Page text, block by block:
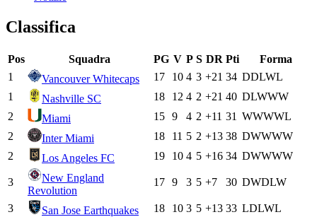
Classifica
Pos Squadra PG V P S DR Pti
Forma
1
Vancouver Whitecaps 17 10 4 3 +21 34 DDLWL
1
Nashville SC 18 12 4 2 +21 40 DLWWW
2
Miami 15 9 4 2 +11 31 WWWWL
2
Inter Miami 18 11 5 2 +13 38 DWWWW
2
Los Angeles FC 19 10 4 5 +16 34 DWWWW
3
New England
Revolution
17 9 3 5 +7 30 DWDLW
3 San Jose Earthquakes 18 10 3 5 +13 33 LDLWL